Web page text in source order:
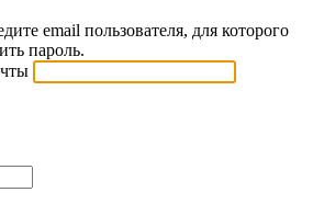
email пользователя, для которого
пароль.